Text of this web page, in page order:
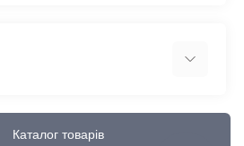
Каталог товарів